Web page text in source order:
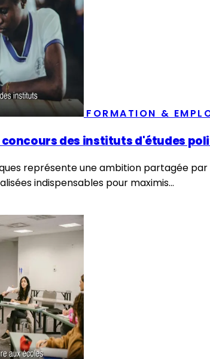
FORMATION &
concours des instituts d'études
représente une ambition partagée
indispensables pour maximis...